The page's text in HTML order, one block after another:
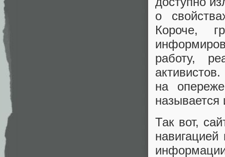
о
Короче,
работу,
на
Так вот,